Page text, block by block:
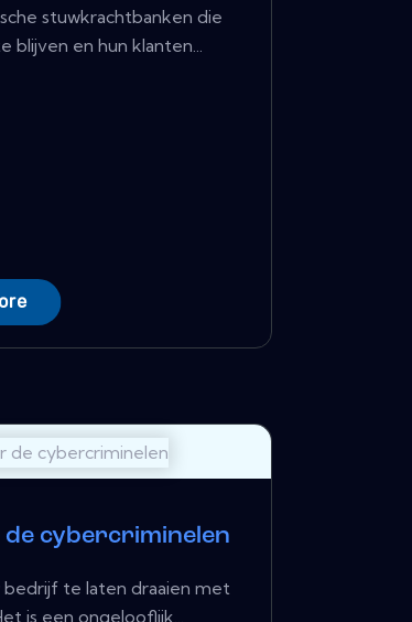
stuwkrachtbanken die
en hun klanten...
de cybercriminelen
te laten draaien met
is een ongelooflijk...